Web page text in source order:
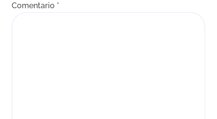
Comentario *